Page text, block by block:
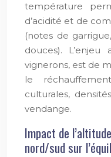
température
d’acidité et de
(notes de
douces).
vignerons, est de
le
culturales,
vendange.
Impact de
nord/sud sur